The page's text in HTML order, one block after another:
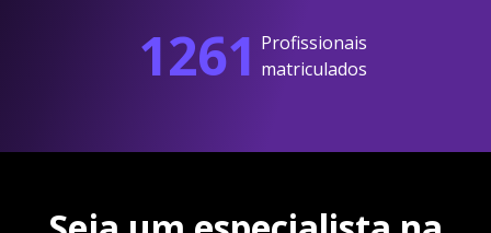
1261 Profissionais
matriculados